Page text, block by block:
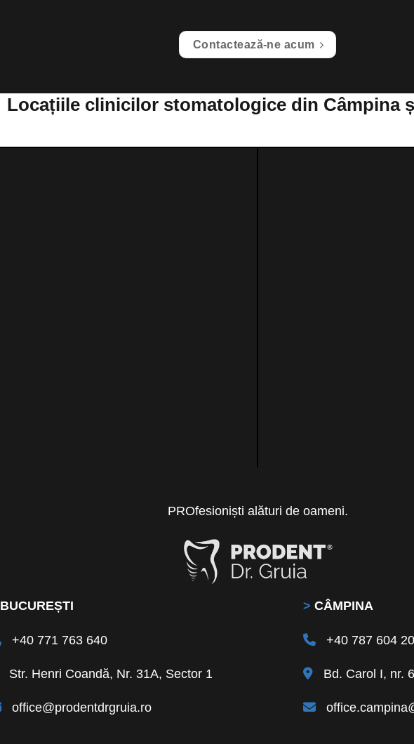
Contactează-ne acum
Locațiile clinicilor stomatologice din Câmpina
PROfesioniști alături de oameni.
BUCUREȘTI
+40 771 763 640
Str. Henri Coandă, Nr. 31A, Sector 1
office@prodentdrgruia.ro
> CÂMPINA
+40 787 604
Bd. Carol I, nr.